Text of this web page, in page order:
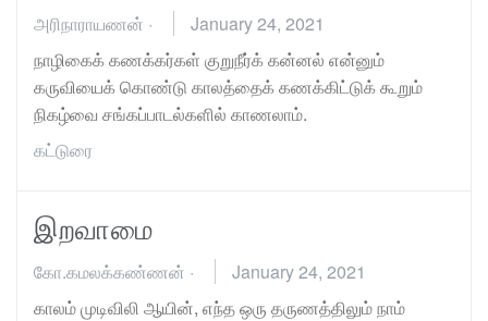
அரிநாராயணன் ·
January 24, 2021
நாழிகைக் கணக்கர்கள் குறுநீர்க் கன்னல் என்னும்
கருவியைக் கொண்டு காலத்தைக் கணக்கிட்டுக் கூறும்
நிகழ்வை சங்கப்பாடல்களில் காணலாம்.
கட்டுரை
இறவாமை
கோ.கமலக்கண்ணன் ·
January 24, 2021
காலம் முடிவிலி ஆயின், எந்த ஒரு தருணத்திலும் நாம்